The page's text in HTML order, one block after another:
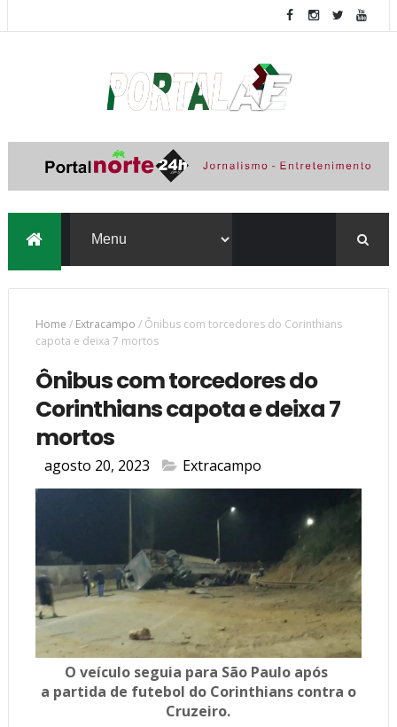
Home / Extracampo / Ônibus com torcedores do Corinthians
capota e deixa 7 mortos
Ônibus com torcedores do
Corinthians capota e deixa 7
mortos
agosto 20, 2023 Extracampo
O veículo seguia para São Paulo após
a partida de futebol do Corinthians contra o
Cruzeiro.